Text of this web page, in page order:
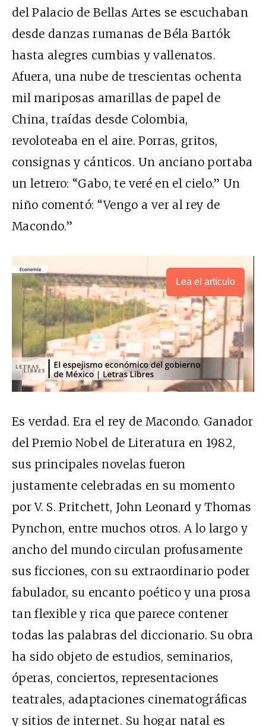
del Palacio de Bellas Artes se escuchaban
desde danzas rumanas de Béla Bartók
hasta alegres cumbias y vallenatos.
Afuera, una nube de trescientas ochenta
mil mariposas amarillas de papel de
China, traídas desde Colombia,
revoloteaba en el aire. Porras, gritos,
consignas y cánticos. Un anciano portaba
un letrero: “Gabo, te veré en el cielo.” Un
niño comentó: “Vengo a ver al rey de
Macondo.”
Lea el artículo
Es verdad. Era el rey de Macondo. Ganador
del Premio Nobel de Literatura en 1982,
sus principales novelas fueron
justamente celebradas en su momento
por V. S. Pritchett, John Leonard y Thomas
Pynchon, entre muchos otros. A lo largo y
ancho del mundo circulan profusamente
sus ficciones, con su extraordinario poder
fabulador, su encanto poético y una prosa
tan flexible y rica que parece contener
todas las palabras del diccionario. Su obra
ha sido objeto de estudios, seminarios,
óperas, conciertos, representaciones
teatrales, adaptaciones cinematográficas
y sitios de internet. Su hogar natal es